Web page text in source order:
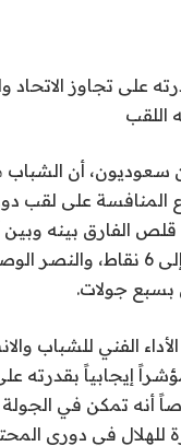
على تجاوز
اللقب
سعوديون، أن
المنافسة على لقب
الفارق بينه
بسبع جولات.
الفني للشباب
إيجابياً بقدرته
أنه تمكن في
للهلال في دوري